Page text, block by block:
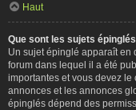
Haut
Que sont les sujets
Un sujet épinglé apparaît en
forum dans lequel il a été
importantes et vous devez
annonces et les annonces
épinglés dépend des